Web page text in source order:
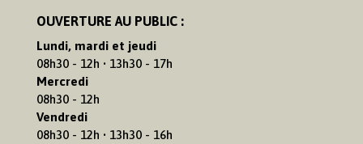
OUVERTURE AU PUBLIC :
Lundi, mardi et jeudi
08h30 - 12h • 13h30 - 17h
Mercredi
08h30 - 12h
Vendredi
08h30 - 12h • 13h30 - 16h